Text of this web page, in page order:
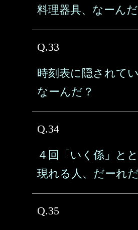
料理器具、なーんだ
Q.33
時刻表に隠されてい
なーんだ？
Q.34
４回「いく係」と
現れる人、だーれ
Q.35